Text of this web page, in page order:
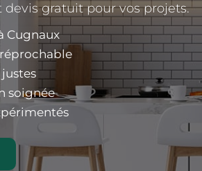
devis gratuit pour vos projets.
Cugnaux
soignée